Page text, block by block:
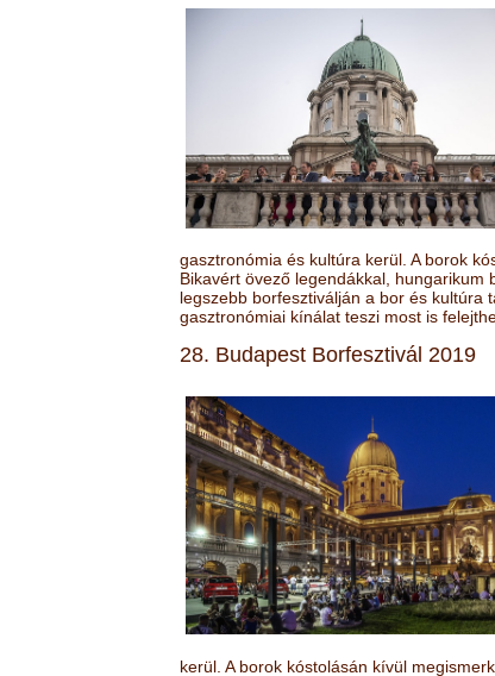
gasztronómia és kultúra kerül. A borok
Bikavért övező legendákkal, hungarikum
legszebb borfesztiválján a bor és kultúra
gasztronómiai kínálat teszi most is
28. Budapest Borfesztivál 2019
kerül. A borok kóstolásán kívül